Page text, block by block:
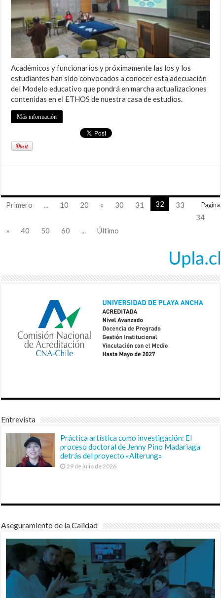
Académicos y funcionarios y próximamente las los y los
estudiantes han sido convocados a conocer esta adecuación
del Modelo educativo que pondrá en marcha actualizaciones
contenidas en el ETHOS de nuestra casa de estudios.
Más información
Pagina
Primero ... 10 20 « 30 31 32
33
34
»
40 50 60 ... Último
Entrevista
Práctica artística como investigación: El
proceso doctoral de Jenny Pino Madariaga
detrás del proyecto «Alterung»
29 de julio de 2026
Aseguramiento de la Calidad